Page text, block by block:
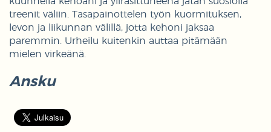
treenit väliin. Tasapainottelen työn kuormituksen,
levon ja liikunnan välillä, jotta kehoni jaksaa
paremmin. Urheilu kuitenkin auttaa pitämään
mielen virkeänä.
Ansku